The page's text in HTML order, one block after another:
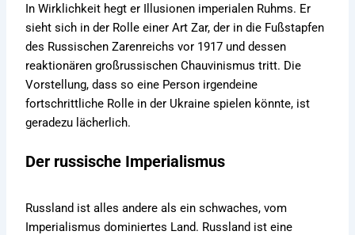
In Wirklichkeit hegt er Illusionen imperialen Ruhms. Er
sieht sich in der Rolle einer Art Zar, der in die Fußstapfen
des Russischen Zarenreichs vor 1917 und dessen
reaktionären großrussischen Chauvinismus tritt. Die
Vorstellung, dass so eine Person irgendeine
fortschrittliche Rolle in der Ukraine spielen könnte, ist
geradezu lächerlich.
Der russische Imperialismus
Russland ist alles andere als ein schwaches, vom
Imperialismus dominiertes Land. Russland ist eine